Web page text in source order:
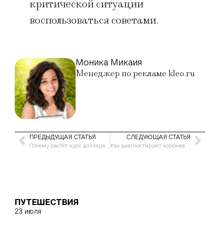
критической ситуации
воспользоваться советами.
Моника Микаия
Менеджер по рекламе kleo.ru
ПРЕДЫДУЩАЯ СТАТЬЯ
Почему растет курс доллара сегодня в России и в мире
СЛЕДУЮЩАЯ СТАТЬЯ
Как диагностируют коронавирус в России и в мире
ПУТЕШЕСТВИЯ
23 июля